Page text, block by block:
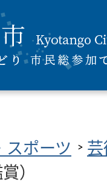
ポーツ
）